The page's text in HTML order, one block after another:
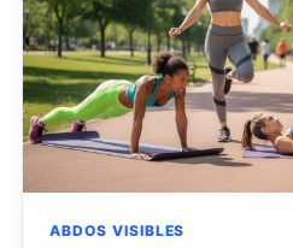
ABDOS VISIBLES